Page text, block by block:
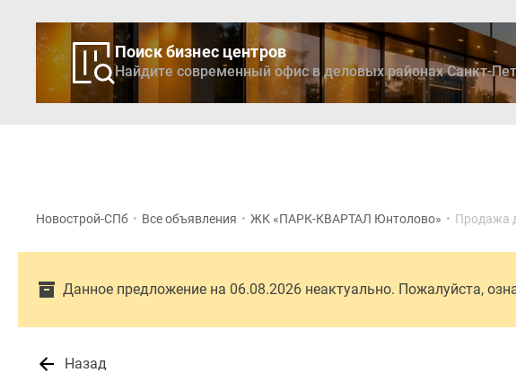
Поиск бизнес центров
Найдите современный офис в деловых районах Санкт-
Новострой-СПб • Все объявления • ЖК «ПАРК-КВАРТАЛ Юнтолово» • Продажа
Данное предложение на 06.08.2026 неактуально. Пожалуйста,
Назад